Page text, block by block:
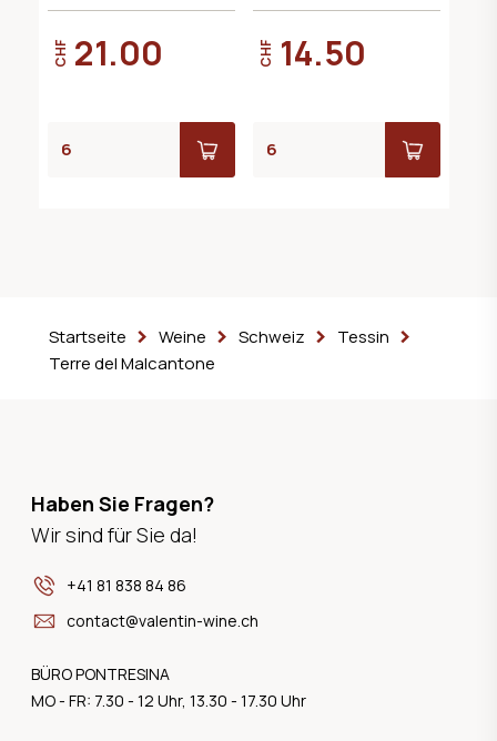
CHF 21.00 CHF 14.50
Startseite Weine Schweiz
Tessin
Terre del Malcantone
Haben Sie Fragen?
Wir sind für Sie da!
+41 81 838 84 86
contact@valentin-wine.ch
BÜRO PONTRESINA
MO - FR: 7.30 - 12 Uhr, 13.30 - 17.30 Uhr